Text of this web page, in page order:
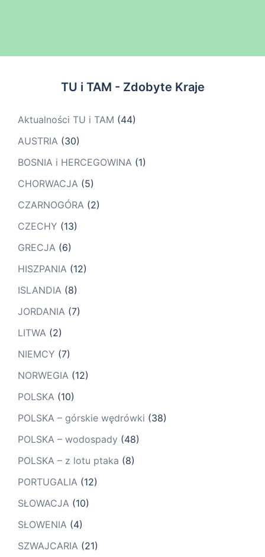
TU i TAM - Zdobyte Kraje
Aktualności TU i TAM (44)
AUSTRIA (30)
BOSNIA i HERCEGOWINA (1)
CHORWACJA (5)
CZARNOGÓRA (2)
CZECHY (13)
GRECJA (6)
HISZPANIA (12)
ISLANDIA (8)
JORDANIA (7)
LITWA (2)
NIEMCY (7)
NORWEGIA (12)
POLSKA (10)
POLSKA – górskie wędrówki (38)
POLSKA – wodospady (48)
POLSKA – z lotu ptaka (8)
PORTUGALIA (12)
SŁOWACJA (10)
SŁOWENIA (4)
SZWAJCARIA (21)